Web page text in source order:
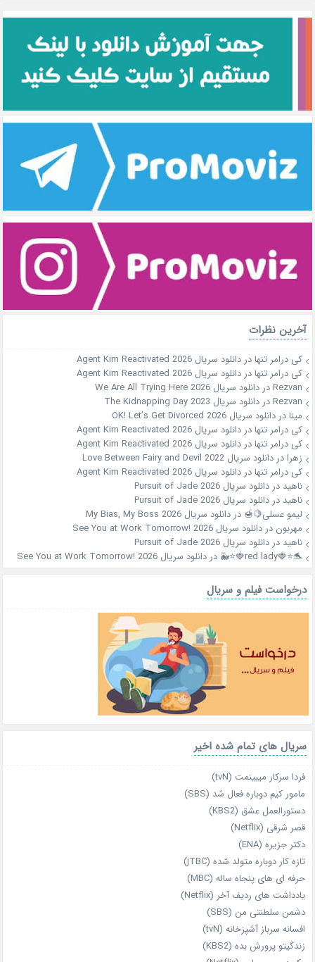
آخرین نظرات
کی درامر تنهادردانلود سریال Agent Kim Reactivated 2026
کی درامر تنهادردانلود سریال Agent Kim Reactivated 2026
Rezvanدردانلود سریال We Are All Trying Here 2026
Rezvanدردانلود سریال The Kidnapping Day 2023
مینادردانلود سریال OK! Let’s Get Divorced 2026
کی درامر تنهادردانلود سریال Agent Kim Reactivated 2026
کی درامر تنهادردانلود سریال Agent Kim Reactivated 2026
زهرادردانلود سریال Love Between Fairy and Devil 2022
کی درامر تنهادردانلود سریال Agent Kim Reactivated 2026
ناهید دردانلود سریال Pursuit of Jade 2026
ناهید دردانلود سریال Pursuit of Jade 2026
لیمو عسلی🍋🍯 دردانلود سریال My Bias, My Boss 2026
مهربون دردانلود سریال See You at Work Tomorrow! 2026
ناهید دردانلود سریال Pursuit of Jade 2026
🐬⭐🍓red lady🍓⭐🐳
دردانلود سریال See You at Work Tomorrow! 2026
درخواست فیلم و سریال
سریال های تمام شده اخیر
فردا سرکار میبینمت (tvN)
مامور کیم دوباره فعال شد (SBS)
دستورالعمل عشق (KBS2)
قصر شرقی (Netflix)
دکتر جزیره (ENA)
تازه‌ کار دوباره‌ متولد شده (jTBC)
حرفه‌ ای‌ های پنجاه‌ ساله (MBC)
یادداشت‌ های ردیف آخر (Netflix)
دشمن سلطنتی من (SBS)
افسانه سرباز آشپزخانه (tvN)
زندگیتو پرورش بده (KBS2)